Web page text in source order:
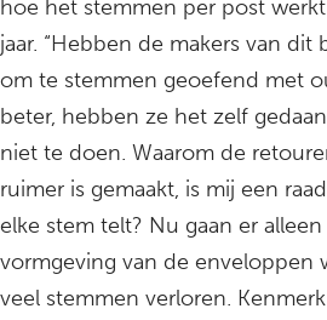
hoe het stemmen per post
jaar. “Hebben de makers van dit
om te stemmen geoefend met
beter, hebben ze het zelf
niet te doen. Waarom de
ruimer is gemaakt, is mij een
elke stem telt? Nu gaan er
vormgeving van de enveloppen
veel stemmen verloren.